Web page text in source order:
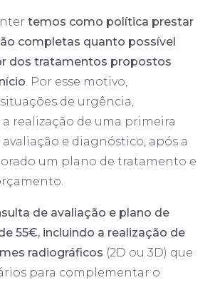
temos como política prestar
completas quanto possível
dos tratamentos propostos
. Por esse motivo,
de urgência,
realização de uma primeira
e diagnóstico, após a
um plano de tratamento e
de avaliação e plano de
55€, incluindo a realização de
radiográficos (2D ou 3D) que
para complementar o